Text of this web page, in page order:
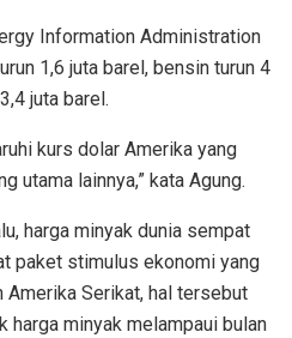
Information Administration
1,6 juta barel, bensin turun 4
juta barel.
kurs dolar Amerika yang
utama lainnya,” kata Agung.
harga minyak dunia sempat
paket stimulus ekonomi yang
Serikat, hal tersebut
harga minyak melampaui bulan